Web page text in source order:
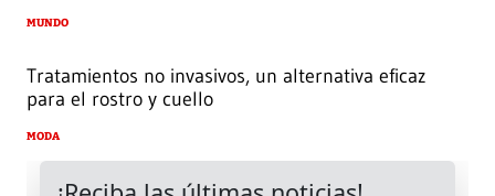
MUNDO
Tratamientos no invasivos, un alternativa eficaz
para el rostro y cuello
MODA